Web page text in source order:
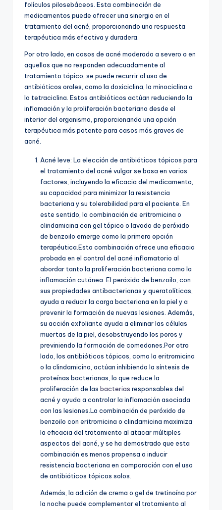
folículos pilosebáceos. Esta combinación de
medicamentos puede ofrecer una sinergia en el
tratamiento del acné, proporcionando una respuesta
terapéutica más efectiva y duradera.
Por otro lado, en casos de acné moderado a severo o en
aquellos que no responden adecuadamente al
tratamiento tópico, se puede recurrir al uso de
antibióticos orales, como la doxiciclina, la minociclina o
la tetraciclina. Estos antibióticos actúan reduciendo la
inflamación y la proliferación bacteriana desde el
interior del organismo, proporcionando una opción
terapéutica más potente para casos más graves de
acné.
Acné leve: La elección de antibióticos tópicos para
el tratamiento del acné vulgar se basa en varios
factores, incluyendo la eficacia del medicamento,
su capacidad para minimizar la resistencia
bacteriana y su tolerabilidad para el paciente. En
este sentido, la combinación de eritromicina o
clindamicina con gel tópico o lavado de peróxido
de benzoilo emerge como la primera opción
terapéutica.Esta combinación ofrece una eficacia
probada en el control del acné inflamatorio al
abordar tanto la proliferación bacteriana como la
inflamación cutánea. El peróxido de benzoilo, con
sus propiedades antibacterianas y queratolíticas,
ayuda a reducir la carga bacteriana en la piel y a
prevenir la formación de nuevas lesiones. Además,
su acción exfoliante ayuda a eliminar las células
muertas de la piel, desobstruyendo los poros y
previniendo la formación de comedones.Por otro
lado, los antibióticos tópicos, como la eritromicina
o la clindamicina, actúan inhibiendo la síntesis de
proteínas bacterianas, lo que reduce la
proliferación de las bacterias responsables del
acné y ayuda a controlar la inflamación asociada
con las lesiones.La combinación de peróxido de
benzoilo con eritromicina o clindamicina maximiza
la eficacia del tratamiento al atacar múltiples
aspectos del acné, y se ha demostrado que esta
combinación es menos propensa a inducir
resistencia bacteriana en comparación con el uso
de antibióticos tópicos solos.
Además, la adición de crema o gel de tretinoína por
la noche puede complementar el tratamiento al